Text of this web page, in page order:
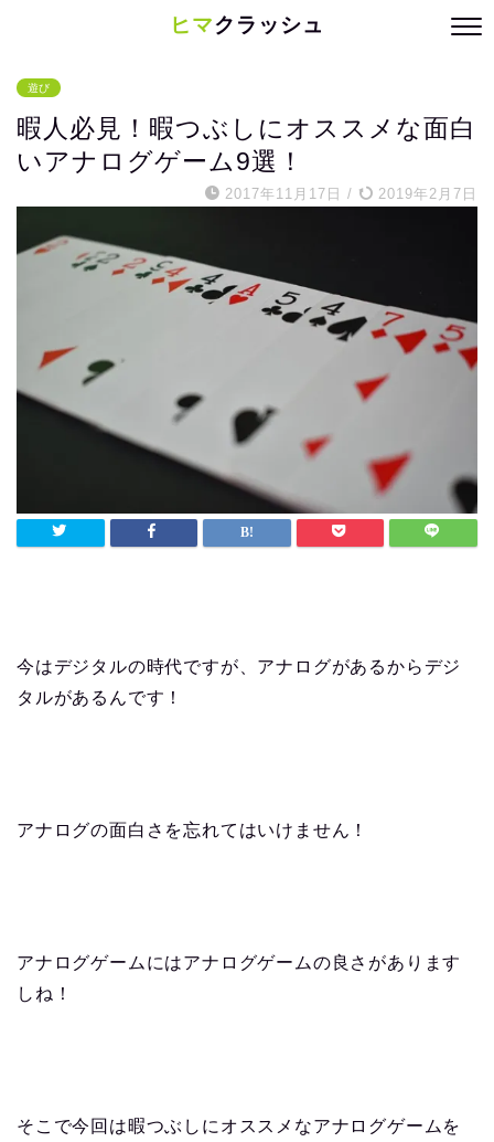
ヒマクラッシュ
遊び
暇人必見！暇つぶしにオススメな面白
いアナログゲーム9選！
2017年11月17日 / 2019年2月7日
今はデジタルの時代ですが、アナログがあるからデジ
タルがあるんです！
アナログの面白さを忘れてはいけません！
アナログゲームにはアナログゲームの良さがあります
しね！
そこで今回は暇つぶしにオススメなアナログゲームを